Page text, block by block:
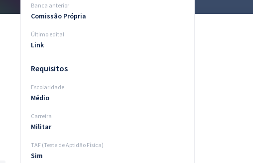
Banca anterior
Comissão Própria
Último edital
Link
Requisitos
Escolaridade
Médio
Carreira
Militar
TAF (Teste de Aptidão Física)
Sim